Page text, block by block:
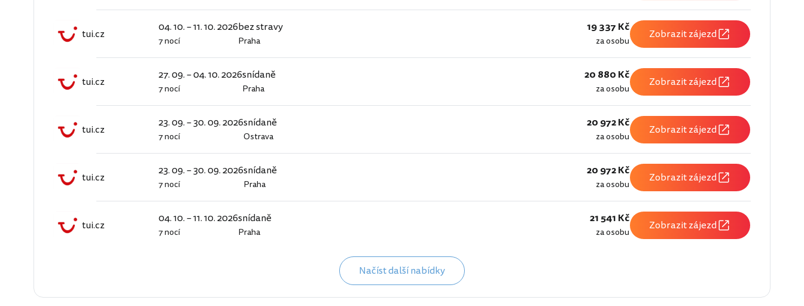
tui.cz 04. 10. – 11. 10. 2026
7 nocí
bez stravy
Praha
19 337 Kč
za osobu Zobrazit zájezd
tui.cz 27. 09. – 04. 10. 2026
7 nocí
snídaně
Praha
20 880 Kč
za osobu Zobrazit zájezd
tui.cz 23. 09. – 30. 09. 2026
7 nocí
snídaně
Ostrava
20 972 Kč
za osobu Zobrazit zájezd
tui.cz 23. 09. – 30. 09. 2026
7 nocí
snídaně
Praha
20 972 Kč
za osobu Zobrazit zájezd
tui.cz 04. 10. – 11. 10. 2026
7 nocí
snídaně
Praha
21 541 Kč
za osobu Zobrazit zájezd
Načíst další nabídky